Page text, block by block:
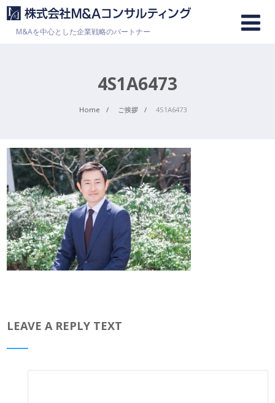
M&Aを中心とした企業戦略のパートナー
4S1A6473
Home ご挨拶 4S1A6473
LEAVE A REPLY TEXT